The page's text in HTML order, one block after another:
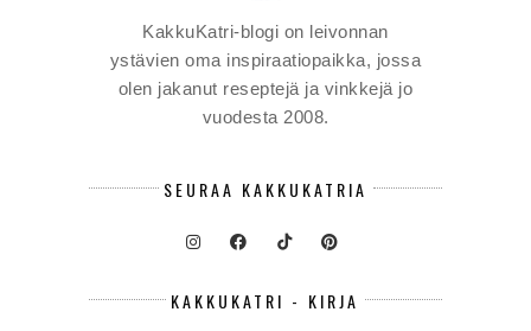
KakkuKatri-blogi on leivonnan
ystävien oma inspiraatiopaikka, jossa
olen jakanut reseptejä ja vinkkejä jo
vuodesta 2008.
SEURAA KAKKUKATRIA
KAKKUKATRI - KIRJA